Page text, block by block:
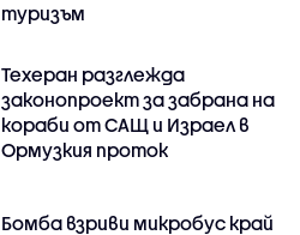
туризъм
Техеран разглежда
законопроект за забрана на
кораби от САЩ и Израел в
Ормузкия проток
Бомба взриви микробус край